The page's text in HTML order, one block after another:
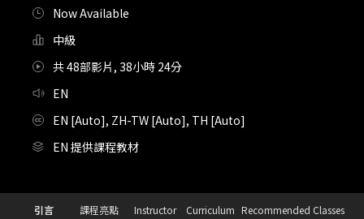
Now Available
中級
共 48部影片, 38小時 24分
EN
EN [Auto], ZH-TW [Auto], TH [Auto]
EN 提供課程教材
Details
Configuration Information Shortcuts
引言 課程亮點 Instructor Curriculum Recommended Classes